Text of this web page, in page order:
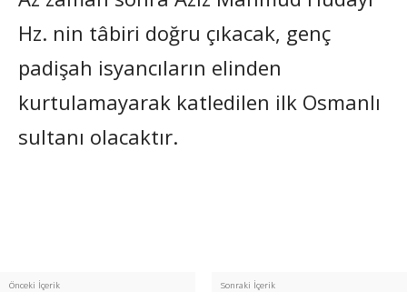
Hz. nin tâbiri doğru çıkacak, genç
padişah isyancıların elinden
kurtulamayarak katledilen ilk Osmanlı
sultanı olacaktır.
Önceki İçerik Sonraki İçerik